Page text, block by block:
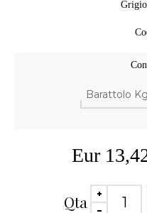
Eur
Qta